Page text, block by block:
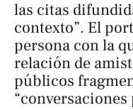
las citas
contexto”. El
persona con la
relación de
públicos
“conversaciones